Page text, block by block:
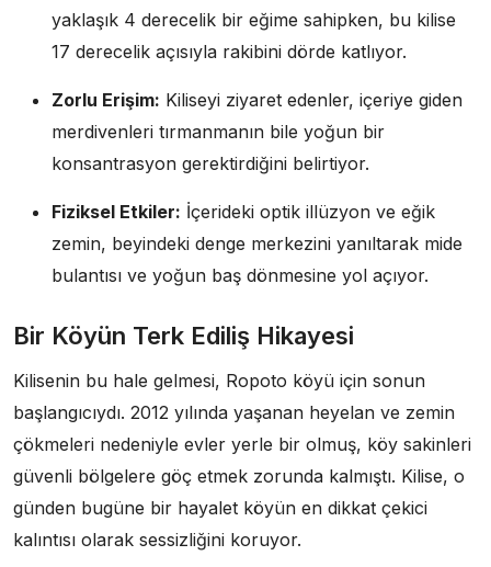
yaklaşık 4 derecelik bir eğime sahipken, bu kilise
17 derecelik açısıyla rakibini dörde katlıyor.
Zorlu Erişim: Kiliseyi ziyaret edenler, içeriye giden
merdivenleri tırmanmanın bile yoğun bir
konsantrasyon gerektirdiğini belirtiyor.
Fiziksel Etkiler: İçerideki optik illüzyon ve eğik
zemin, beyindeki denge merkezini yanıltarak mide
bulantısı ve yoğun baş dönmesine yol açıyor.
Bir Köyün Terk Ediliş Hikayesi
Kilisenin bu hale gelmesi, Ropoto köyü için sonun
başlangıcıydı. 2012 yılında yaşanan heyelan ve zemin
çökmeleri nedeniyle evler yerle bir olmuş, köy sakinleri
güvenli bölgelere göç etmek zorunda kalmıştı. Kilise, o
günden bugüne bir hayalet köyün en dikkat çekici
kalıntısı olarak sessizliğini koruyor.